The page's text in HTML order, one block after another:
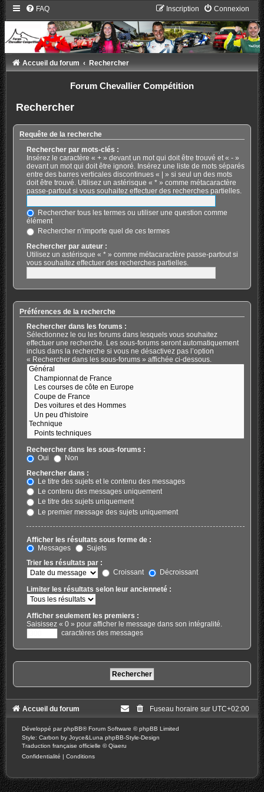
FAQ Connexion
Inscription
Accueil du forum Rechercher
Forum Chevallier Compétition
Rechercher
Requête de la recherche
Rechercher par mots-clés :
Insérez le caractère « + » devant un mot qui doit être trouvé et « - »
devant un mot qui doit être ignoré. Insérez une liste de mots séparés
entre des barres verticales discontinues « | » si seul un des mots
doit être trouvé. Utilisez un astérisque « * » comme métacaractère
passe-partout si vous souhaitez effectuer des recherches partielles.
Rechercher tous les termes ou utiliser une question comme
élément
Rechercher n’importe quel de ces termes
Rechercher par auteur :
Utilisez un astérisque « * » comme métacaractère passe-partout si
vous souhaitez effectuer des recherches partielles.
Préférences de la recherche
Rechercher dans les forums :
Sélectionnez le ou les forums dans lesquels vous souhaitez
effectuer une recherche. Les sous-forums seront automatiquement
inclus dans la recherche si vous ne désactivez pas l’option
« Rechercher dans les sous-forums » affichée ci-dessous.
Rechercher dans les sous-forums :
Oui
Non
Rechercher dans :
Le titre des sujets et le contenu des messages
Le contenu des messages uniquement
Le titre des sujets uniquement
Le premier message des sujets uniquement
Afficher les résultats sous forme de :
Messages
Sujets
Trier les résultats par :
Croissant
Décroissant
Limiter les résultats selon leur ancienneté :
Afficher seulement les premiers :
Saisissez « 0 » pour afficher le message dans son intégralité.
caractères des messages
Accueil du forum Fuseau horaire sur UTC+02:00
Développé parphpBB® Forum Software © phpBB Limited
Style: Carbon by Joyce&Luna phpBB-Style-Design
Traduction française officielle ©Qiaeru
Confidentialité | Conditions